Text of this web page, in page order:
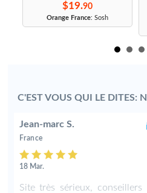
$19.90
Orange France: Sosh
C'EST VOUS QUI LE DITES:
Jean-marc S.
France
18 Mar.
Site très sérieux,